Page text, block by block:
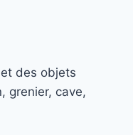
des objets
grenier, cave,